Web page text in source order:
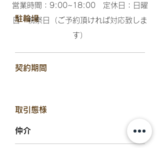
​駐輪場
​契約期間
​取引態様
仲介
営業時間：9:00~18:00 定休日：日曜
日・祝祭日（ご予約頂ければ対応致しま
す）​